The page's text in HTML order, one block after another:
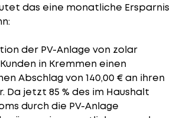
das eine monatliche Ersparnis
der PV-Anlage von zolar
in Kremmen einen
Abschlag von 140,00 € an ihren
Da jetzt 85 % des im Haushalt
durch die PV-Anlage